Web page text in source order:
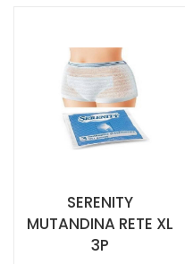
SERENITY
MUTANDINA RETE XL
3P